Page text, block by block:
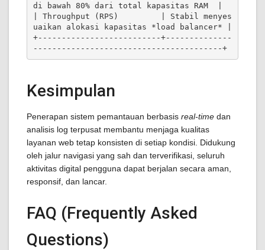
di bawah 80% dari total kapasitas RAM  |
| Throughput (RPS)         | Stabil menyes
uaikan alokasi kapasitas *load balancer* |
+--------------------------+--------------
----------------------------------------+
Kesimpulan
Penerapan sistem pemantauan berbasis real-time dan
analisis log terpusat membantu menjaga kualitas
layanan web tetap konsisten di setiap kondisi. Didukung
oleh jalur navigasi yang sah dan terverifikasi, seluruh
aktivitas digital pengguna dapat berjalan secara aman,
responsif, dan lancar.
FAQ (Frequently Asked
Questions)